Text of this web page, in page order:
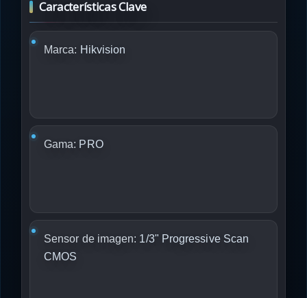
Características Clave
Marca: Hikvision
Gama: PRO
Sensor de imagen: 1/3" Progressive Scan
CMOS